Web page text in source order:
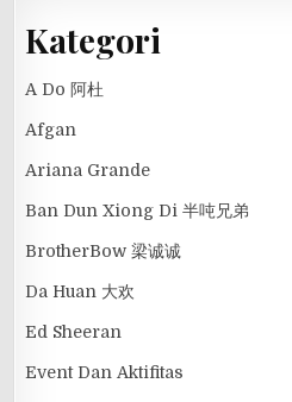
Kategori
A Do 阿杜
Afgan
Ariana Grande
Ban Dun Xiong Di 半吨兄弟
BrotherBow 梁诚诚
Da Huan 大欢
Ed Sheeran
Event Dan Aktifitas